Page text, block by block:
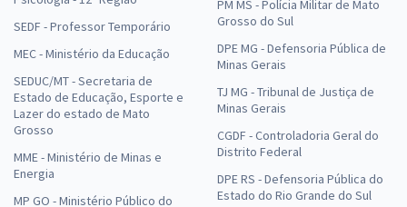
SEDF - Professor Temporário
MEC - Ministério da Educação
SEDUC/MT - Secretaria de
Estado de Educação, Esporte e
Lazer do estado de Mato
Grosso
MME - Ministério de Minas e
Energia
MP GO - Ministério Público do
PM MS - Polícia Militar de Mato
Grosso do Sul
DPE MG - Defensoria Pública de
Minas Gerais
TJ MG - Tribunal de Justiça de
Minas Gerais
CGDF - Controladoria Geral do
Distrito Federal
DPE RS - Defensoria Pública do
Estado do Rio Grande do Sul